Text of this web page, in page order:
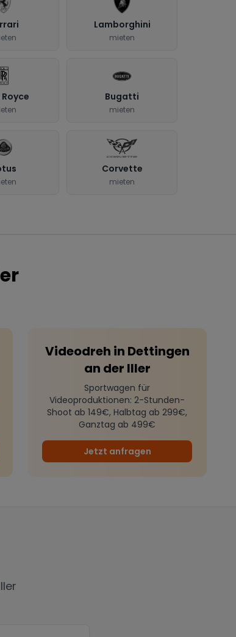
Lamborghini
mieten
Royce Bugatti
mieten
Corvette
mieten
Videodreh in Dettingen
an der Iller
Sportwagen für
Videoproduktionen: 2-Stunden-
Shoot ab 149€, Halbtag ab 299€,
Ganztag ab 499€
Jetzt anfragen